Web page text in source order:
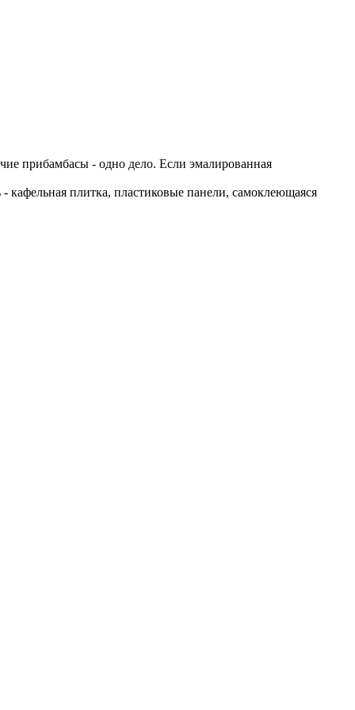
прибамбасы - одно дело. Если эмалированная
кафельная плитка, пластиковые панели, самоклеющаяся